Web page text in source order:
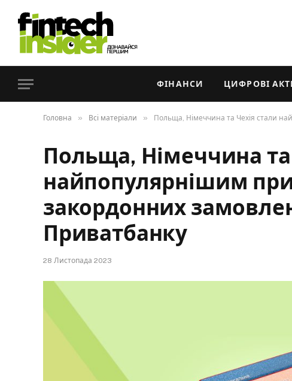
ФІНАНСИ ЦИФРОВІ
Головна » Всі матеріали » Польща, Німеччина та Чехія стали
Польща, Німеччина та
найпопулярнішим
закордонних
Приватбанку
28 Листопада 2023